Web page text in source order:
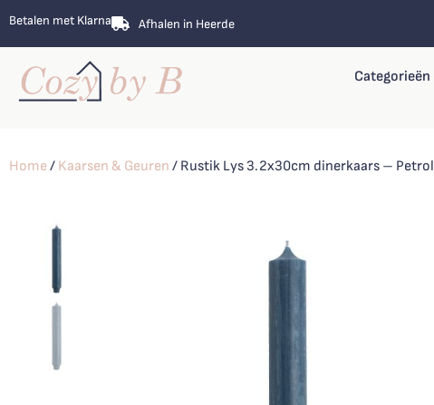
Betalen met Klarna Afhalen in Heerde
Categorieën
Home/ Kaarsen & Geuren / Rustik Lys 3.2x30cm dinerkaars – Petrol